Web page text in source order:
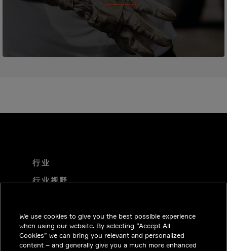
行业
行业视野
职业机会
投资者关系
We use cookies to give you the best possible experience
when using our website. By selecting “Accept All
Cookies” we can bring you relevant and personalized
content – and generally give you a much more enhanced